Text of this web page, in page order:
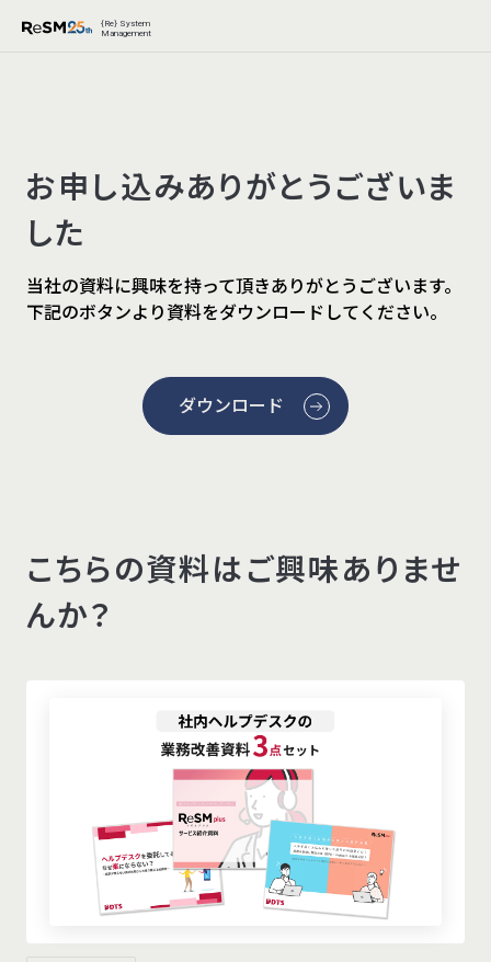
{Re} System
Management
お申し込みありがとうございま
した
当社の資料に興味を持って頂きありがとうございます。
下記のボタンより資料をダウンロードしてください。
ダウンロード
こちらの資料はご興味ありませ
んか？